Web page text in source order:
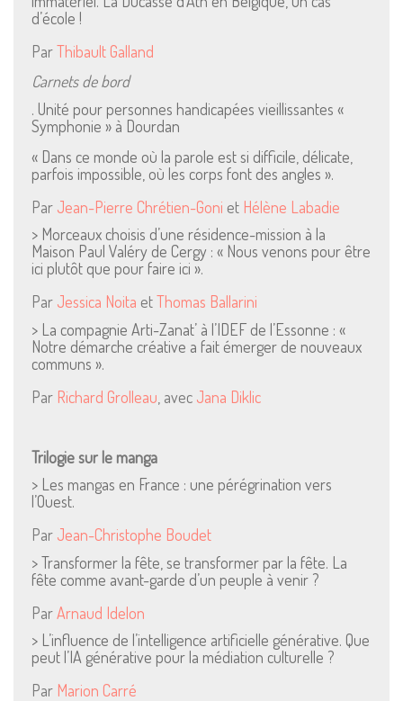
d’école !
ParThibault Galland
Carnets de bord
. Unité pour personnes handicapées vieillissantes «
Symphonie » à Dourdan
« Dans ce monde où la parole est si difficile, délicate,
parfois impossible, où les corps font des angles ».
Par Jean-Pierre Chrétien-Goni et Hélène Labadie
> Morceaux choisis d’une résidence-mission à la
Maison Paul Valéry de Cergy : « Nous venons pour être
ici plutôt que pour faire ici ».
Par Jessica Noita etThomas Ballarini
> La compagnie Arti-Zanat’ à l’IDEF de l’Essonne : «
Notre démarche créative a fait émerger de nouveaux
communs ».
Par Richard Grolleau , avec Jana Diklic
Trilogie sur le manga
> Les mangas en France : une pérégrination vers
l’Ouest.
Par Jean-Christophe Boudet
> Transformer la fête, se transformer par la fête. La
fête comme avant-garde d’un peuple à venir ?
ParArnaud Idelon
> L’influence de l’intelligence artificielle générative. Que
peut l’IA générative pour la médiation culturelle ?
Par Marion Carré